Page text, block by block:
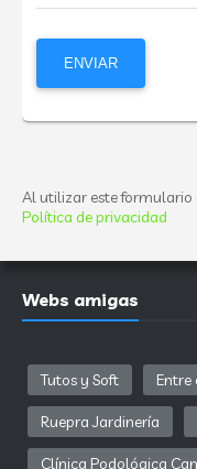
Al utilizar este formulario
Política de privacidad
Webs amigas
Tutos y Soft
Ruepra Jardinería
Clínica Podológica